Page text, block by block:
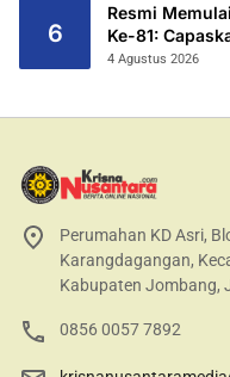
6
Resmi
Ke-81:
Garuda Yudha”.
4 Agustus 2026
Perumahan KD Asri,
Karangdagangan,
Kabupaten Jombang,
0856 0057 7892